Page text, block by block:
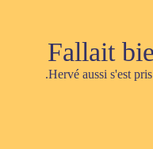
Fallait
.Hervé aussi s'est